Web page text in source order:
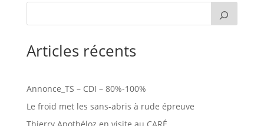
Articles récents
Annonce_TS – CDI – 80%-100%
Le froid met les sans-abris à rude épreuve